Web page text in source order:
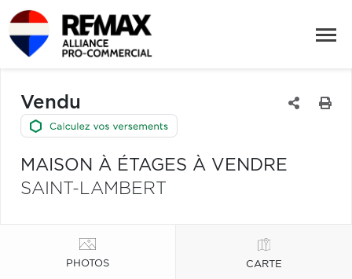
Vendu
MAISON À ÉTAGES À VENDRE
SAINT-LAMBERT
PHOTOS CARTE